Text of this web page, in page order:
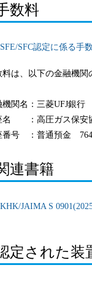
数料
SFE/SFC認定に係る手
料は、以下の金融機
機関名：三菱UFJ銀
名 ：高圧ガス保安
番号 ：普通預金
連書籍
KHK/JAIMA S
定された装